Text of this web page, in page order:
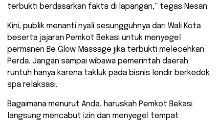
terbukti berdasarkan fakta di lapangan,” tegas Nesan.
​Kini, publik menanti nyali sesungguhnya dari Wali Kota
beserta jajaran Pemkot Bekasi untuk menyegel
permanen Be Glow Massage jika terbukti melecehkan
Perda. Jangan sampai wibawa pemerintah daerah
runtuh hanya karena takluk pada bisnis lendir berkedok
spa relaksasi.
​Bagaimana menurut Anda, haruskah Pemkot Bekasi
langsung mencabut izin dan menyegel tempat